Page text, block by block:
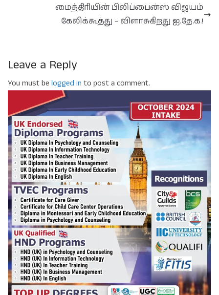
மைத்திரியின் பிலிப்பைன்ஸ் விஜயம்
கேலிக்கூத்து – விளாசுகிறது ஐ.தே.க.!
Leave a Reply
You must be logged in to post a comment.